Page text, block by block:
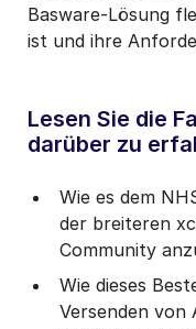
Basware-Lösung
ist und ihre
Lesen Sie die
darüber zu
Wie es dem
der breiteren
Community
Wie dieses
Versenden von